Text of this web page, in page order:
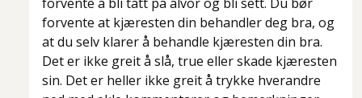
forvente at kjæresten din behandler deg bra, og
at du selv klarer å behandle kjæresten din bra.
Det er ikke greit å slå, true eller skade kjæresten
sin. Det er heller ikke greit å trykke hverandre